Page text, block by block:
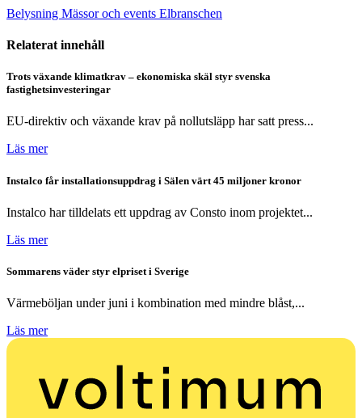
Belysning Mässor och events Elbranschen
Relaterat innehåll
Trots växande klimatkrav – ekonomiska skäl styr svenska
fastighetsinvesteringar
EU-direktiv och växande krav på nollutsläpp har satt press...
Läs mer
Instalco får installationsuppdrag i Sälen värt 45 miljoner kronor
Instalco har tilldelats ett uppdrag av Consto inom projektet...
Läs mer
Sommarens väder styr elpriset i Sverige
Värmeböljan under juni i kombination med mindre blåst,...
Läs mer